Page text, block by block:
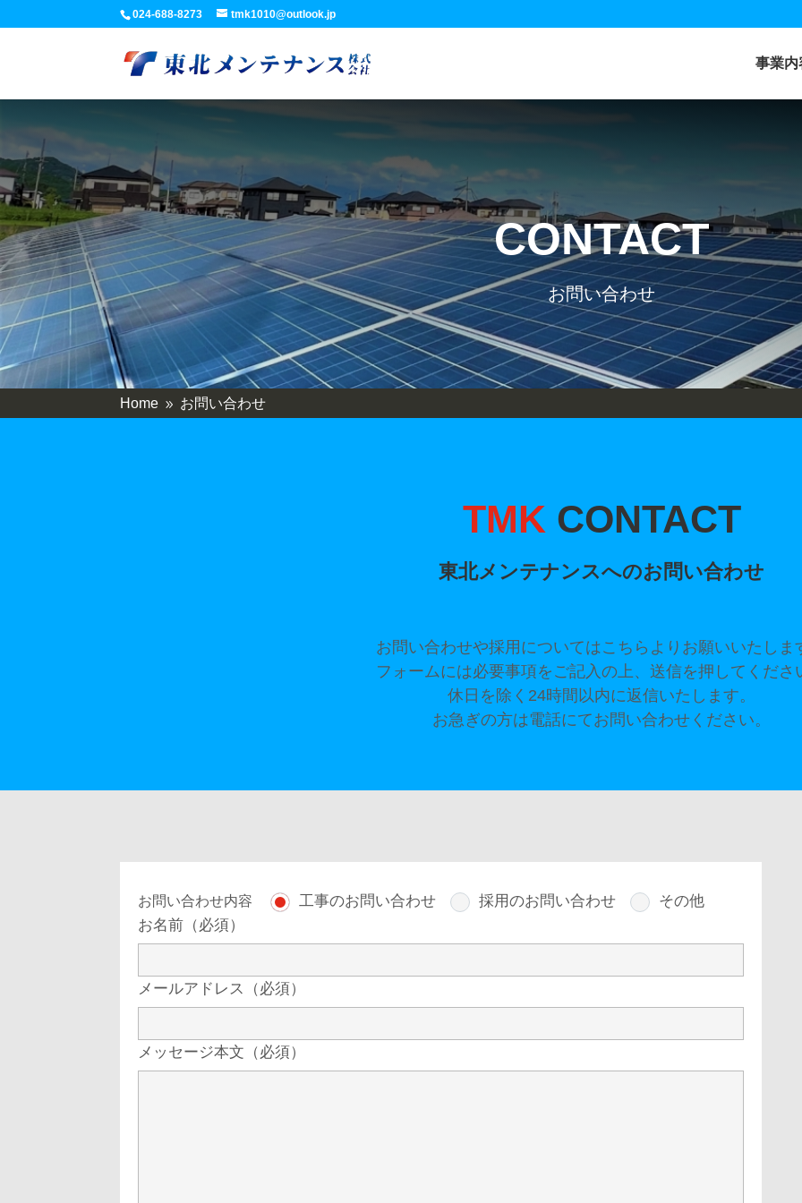
024-688-8273 tmk1010@outlook.jp
事業内
CONTACT
お問い合わせ
Home 9 お問い合わせ
TMK CONTACT
東北メンテナンスへのお問い合わせ
お問い合わせや採用についてはこちらよりお願いいたしま
フォームには必要事項をご記入の上、送信を押してくださ
休日を除く24時間以内に返信いたします。
お急ぎの方は電話にてお問い合わせください。
お問い合わせ内容 工事のお問い合わせ 採用のお問い合わせ
その他
お名前（必須）
メールアドレス（必須）
メッセージ本文（必須）